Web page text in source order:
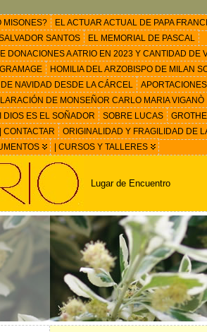
MISONES?
EL ACTUAR ACTUAL DE PAPA
SANTOS
EL MEMORIAL DE PASCAL
DONACIONES A ATRIO EN 2023 Y CANTIDAD
HOMILIA DEL ARZOBISPO DE MILAN
NAVIDAD DESDE LA CÁRCEL
DE MONSEÑOR CARLO MARIA VIGANÒ
II DIOS ES EL SOÑADOR SOBRE LUCAS
| CONTACTAR
ORIGINALIDAD Y FRAGILIDAD DE
| CURSOS Y TALLERES
Lugar de Encuentro